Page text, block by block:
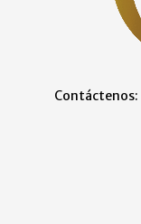
Contáctenos: